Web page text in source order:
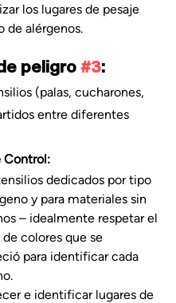
los lugares de pesaje
de alérgenos.
peligro #3:
(palas, cucharones,
entre diferentes
Control:
dedicados por tipo
y para materiales sin
– idealmente respetar el
colores que se
para identificar cada
e identificar lugares de